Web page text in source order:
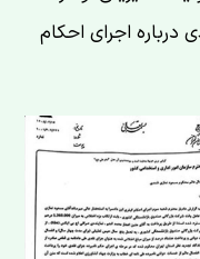
اجرای احکام